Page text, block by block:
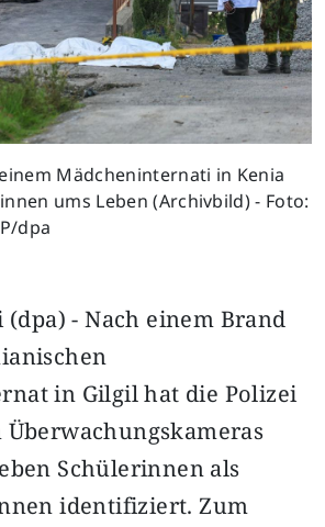
Mädcheninternati in Kenia
ums Leben (Archivbild) - Foto:
dpa
Next
- Nach einem Brand
in Gilgil hat die Polizei
Schülerinnen als
identifiziert. Zum